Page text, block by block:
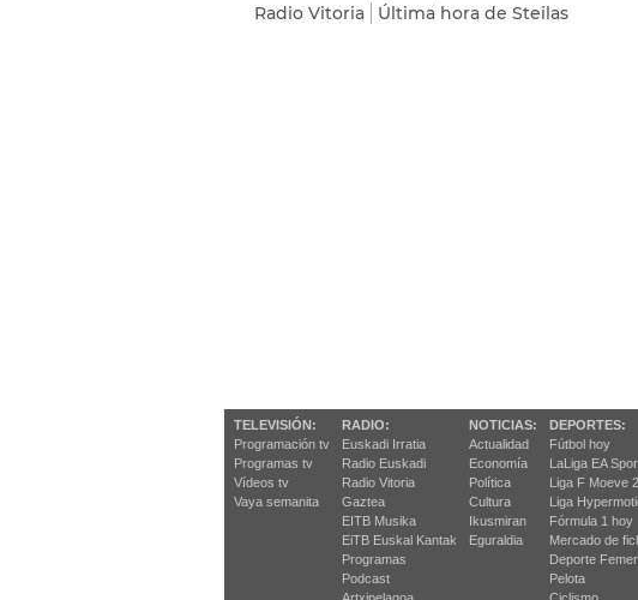
Radio Vitoria
Última hora de Steilas
TELEVISIÓN:
Programación tv
Programas tv
Vídeos tv
Vaya semanita
RADIO:
Euskadi Irratia
Radio Euskadi
Radio Vitoria
Gaztea
EITB Musika
EiTB Euskal Kantak
Programas
Podcast
NOTICIAS:
Actualidad
Economía
Política
Cultura
Ikusmiran
Eguraldia
DEPORTES:
Fútbol hoy
LaLiga EA
Liga F Moeve
Liga
Fórmula 1 hoy
Mercado de
Deporte
Pelota